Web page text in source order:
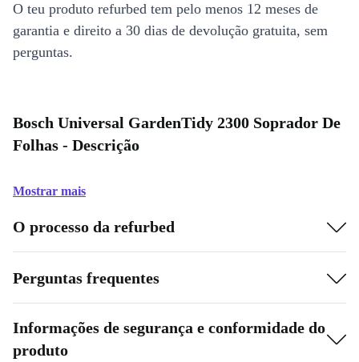
O teu produto refurbed tem pelo menos 12 meses de
garantia e direito a 30 dias de devolução gratuita, sem
perguntas.
Bosch Universal GardenTidy 2300 Soprador De
Folhas - Descrição
Mostrar mais
O processo da refurbed
Perguntas frequentes
Informações de segurança e conformidade do
produto